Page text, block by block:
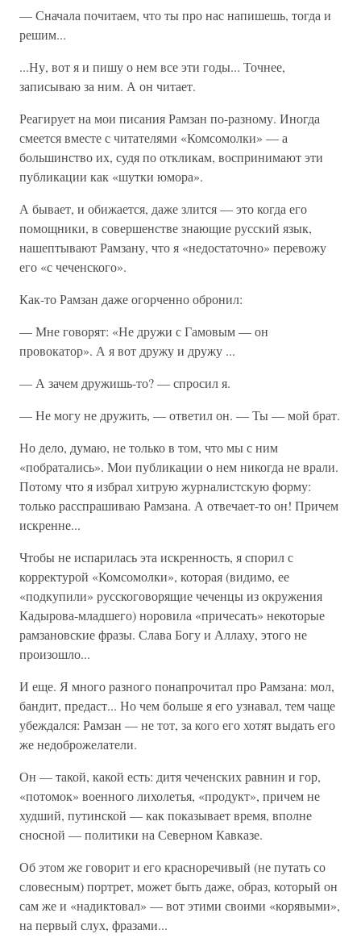
— Сначала почитаем, что ты про нас напишешь, тогда и
решим...
...Ну, вот я и пишу о нем все эти годы... Точнее,
записываю за ним. А он читает.
Реагирует на мои писания Рамзан по-разному. Иногда
смеется вместе с читателями «Комсомолки» — а
большинство их, судя по откликам, воспринимают эти
публикации как «шутки юмора».
А бывает, и обижается, даже злится — это когда его
помощники, в совершенстве знающие русский язык,
нашептывают Рамзану, что я «недостаточно» перевожу
его «с чеченского».
Как-то Рамзан даже огорченно обронил:
— Мне говорят: «Не дружи с Гамовым — он
провокатор». А я вот дружу и дружу ...
— А зачем дружишь-то? — спросил я.
— Не могу не дружить, — ответил он. — Ты — мой брат.
Но дело, думаю, не только в том, что мы с ним
«побратались». Мои публикации о нем никогда не врали.
Потому что я избрал хитрую журналистскую форму:
только расспрашиваю Рамзана. А отвечает-то он! Причем
искренне...
Чтобы не испарилась эта искренность, я спорил с
корректурой «Комсомолки», которая (видимо, ее
«подкупили» русскоговорящие чеченцы из окружения
Кадырова-младшего) норовила «причесать» некоторые
рамзановские фразы. Слава Богу и Аллаху, этого не
произошло...
И еще. Я много разного понапрочитал про Рамзана: мол,
бандит, предаст... Но чем больше я его узнавал, тем чаще
убеждался: Рамзан — не тот, за кого его хотят выдать его
же недоброжелатели.
Он — такой, какой есть: дитя чеченских равнин и гор,
«потомок» военного лихолетья, «продукт», причем не
худший, путинской — как показывает время, вполне
сносной — политики на Северном Кавказе.
Об этом же говорит и его красноречивый (не путать со
словесным) портрет, может быть даже, образ, который он
сам же и «надиктовал» — вот этими своими «корявыми»,
на первый слух, фразами...